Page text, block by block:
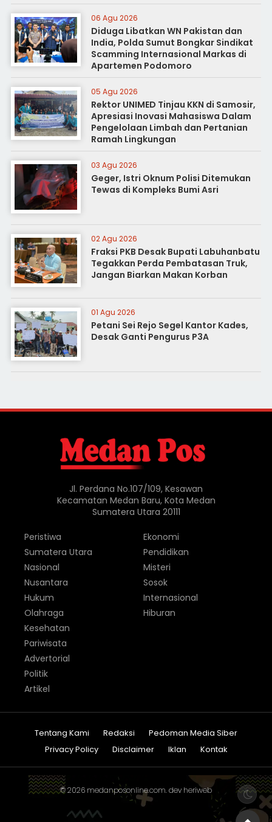
06 Agu 2026
Diduga Libatkan WN Pakistan dan
India, Polda Sumut Bongkar Sindikat
Scamming Internasional Markas di
Apartemen Podomoro
05 Agu 2026
Rektor UNIMED Tinjau KKN di Samosir,
Apresiasi Inovasi Mahasiswa Dalam
Pengelolaan Limbah dan Pertanian
Ramah Lingkungan
03 Agu 2026
Geger, Istri Oknum Polisi Ditemukan
Tewas di Kompleks Bumi Asri
02 Agu 2026
Fraksi PKB Desak Bupati Labuhanbatu
Tegakkan Perda Pembatasan Truk,
Jangan Biarkan Makan Korban
01 Agu 2026
Petani Sei Rejo Segel Kantor Kades,
Desak Ganti Pengurus P3A
Jl. Perdana No.107/109, Kesawan
Kecamatan Medan Baru, Kota Medan
Sumatera Utara 20111
Peristiwa
Sumatera Utara
Nasional
Nusantara
Hukum
Olahraga
Ekonomi
Pendidikan
Misteri
Sosok
Internasional
Hiburan
Kesehatan
Pariwisata
Advertorial
Politik
Artikel
Tentang Kami Redaksi
Pedoman Media Siber
Privacy Policy
Disclaimer Iklan Kontak
© 2026 medanposonline.com. dev heriweb